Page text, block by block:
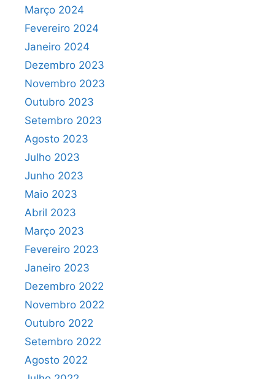
Março 2024
Fevereiro 2024
Janeiro 2024
Dezembro 2023
Novembro 2023
Outubro 2023
Setembro 2023
Agosto 2023
Julho 2023
Junho 2023
Maio 2023
Abril 2023
Março 2023
Fevereiro 2023
Janeiro 2023
Dezembro 2022
Novembro 2022
Outubro 2022
Setembro 2022
Agosto 2022